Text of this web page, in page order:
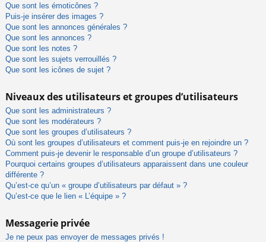
Que sont les émoticônes ?
Puis-je insérer des images ?
Que sont les annonces générales ?
Que sont les annonces ?
Que sont les notes ?
Que sont les sujets verrouillés ?
Que sont les icônes de sujet ?
Niveaux des utilisateurs et groupes d’utilisateurs
Que sont les administrateurs ?
Que sont les modérateurs ?
Que sont les groupes d’utilisateurs ?
Où sont les groupes d’utilisateurs et comment puis-je en rejoindre un ?
Comment puis-je devenir le responsable d’un groupe d’utilisateurs ?
Pourquoi certains groupes d’utilisateurs apparaissent dans une couleur
différente ?
Qu’est-ce qu’un « groupe d’utilisateurs par défaut » ?
Qu’est-ce que le lien « L’équipe » ?
Messagerie privée
Je ne peux pas envoyer de messages privés !